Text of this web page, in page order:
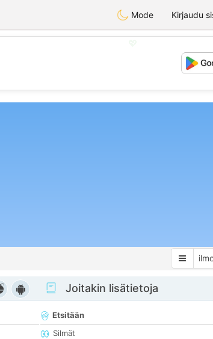
Mode Kirjaudu
Joitakin lisätietoja
Etsitään
Silmät